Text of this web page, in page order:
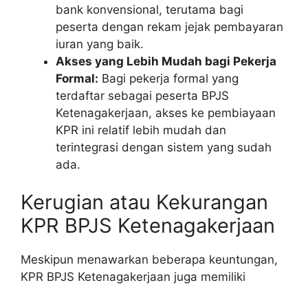
bank konvensional, terutama bagi
peserta dengan rekam jejak pembayaran
iuran yang baik.
Akses yang Lebih Mudah bagi Pekerja
Formal: Bagi pekerja formal yang
terdaftar sebagai peserta BPJS
Ketenagakerjaan, akses ke pembiayaan
KPR ini relatif lebih mudah dan
terintegrasi dengan sistem yang sudah
ada.
Kerugian atau Kekurangan
KPR BPJS Ketenagakerjaan
Meskipun menawarkan beberapa keuntungan,
KPR BPJS Ketenagakerjaan juga memiliki